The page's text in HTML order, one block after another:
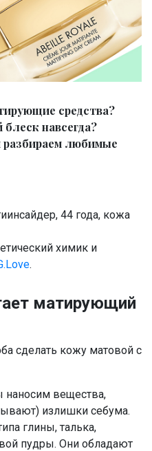
средства?
навсегда?
любимые
44 года, кожа
химик и
.
матирующий
сделать кожу матовой с
наносим вещества,
излишки себума.
глины, талька,
пудры. Они обладают